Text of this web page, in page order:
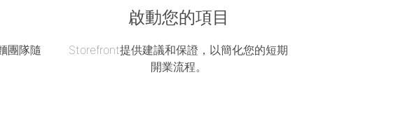
團隊隨
啟動您的項目
Storefront提供建議和保證，以簡化您的短期
開業流程。